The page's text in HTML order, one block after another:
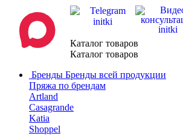
Каталог товаров
Каталог товаров
Бренды Бренды всей продукции
Пряжа по брендам
Artland
Casagrande
Katia
Shoppel